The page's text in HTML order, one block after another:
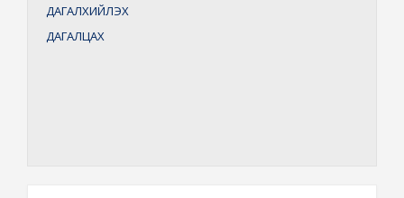
ДАГАЛХИЙЛЭХ
ДАГАЛЦАХ